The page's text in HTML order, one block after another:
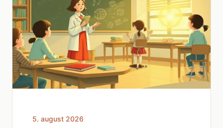
5. august 2026